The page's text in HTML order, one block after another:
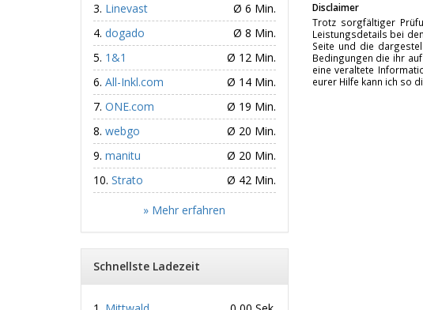
Disclaimer
Trotz sorgfältiger
Leistungsdetails bei
Seite und die
Bedingungen die ihr
eine veraltete
eurer Hilfe kann ich so
Linevast
Ø 6 Min.
dogado
Ø 8 Min.
1&1
Ø 12 Min.
All-Inkl.com
Ø 14 Min.
ONE.com
Ø 19 Min.
webgo
Ø 20 Min.
manitu
Ø 20 Min.
Strato
Ø 42 Min.
» Mehr erfahren
Schnellste Ladezeit